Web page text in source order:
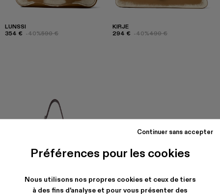
Préférences pour les cookies
Nous utilisons nos propres cookies et ceux de tiers
à des fins d'analyse et pour vous présenter des
Continuer sans accepter
LUNSSI
354 € -40%590 €
KIRJE
294 € -40%490 €